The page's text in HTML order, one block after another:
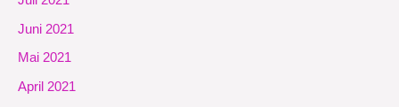
Juni 2021
Mai 2021
April 2021